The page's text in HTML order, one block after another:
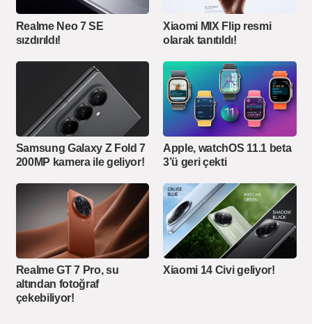
Realme Neo 7 SE
sızdırıldı!
Xiaomi MIX Flip resmi
olarak tanıtıldı!
Samsung Galaxy Z Fold 7
200MP kamera ile geliyor!
Apple, watchOS 11.1 beta
3’ü geri çekti
Realme GT 7 Pro, su
altından fotoğraf
çekebiliyor!
Xiaomi 14 Civi geliyor!